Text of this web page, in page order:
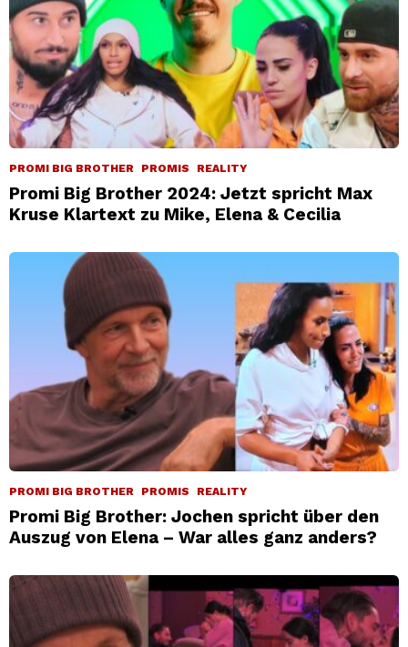
PROMI BIG BROTHER PROMIS REALITY
Promi Big Brother 2024: Jetzt spricht Max
Kruse Klartext zu Mike, Elena & Cecilia
PROMI BIG BROTHER PROMIS REALITY
Promi Big Brother: Jochen spricht über den
Auszug von Elena – War alles ganz anders?